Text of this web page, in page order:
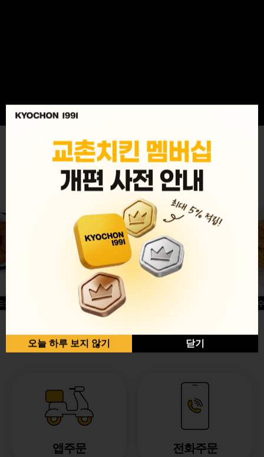
MENU
글윙
반반순살[레드+허니]
허니옥
앱주문 전화주문
오늘 하루 보지 않기 닫기